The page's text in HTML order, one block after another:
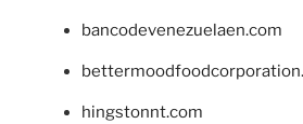
bancodevenezuelaen.com
hingstonnt.com